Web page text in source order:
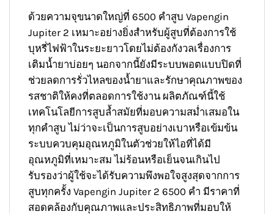
ด้วยความจุขนาดใหญ่ที่ 6500 คำสูบ Vapengin
Jupiter 2 เหมาะอย่างยิ่งสำหรับผู้สูบที่ต้องการใช้
บุหรี่ไฟฟ้าในระยะยาวโดยไม่ต้องกังวลเรื่องการ
เติมน้ำยาบ่อยๆ นอกจากนี้ยังมีระบบพอตแบบปิดที่
ช่วยลดการรั่วไหลของน้ำยาและรักษาคุณภาพของ
รสชาติให้คงที่ตลอดการใช้งาน ผลิตภัณฑ์นี้ใช้
เทคโนโลยีการสูบล้ำสมัยที่มอบความสม่ำเสมอใน
ทุกคำสูบ ไม่ว่าจะเป็นการสูบอย่างเบาหรือเข้มข้น
ระบบควบคุมอุณหภูมิในตัวช่วยให้ไอที่ได้มี
อุณหภูมิที่เหมาะสม ไม่ร้อนหรือเย็นจนเกินไป
รับรองว่าผู้ใช้จะได้รับความพึงพอใจสูงสุดจากการ
สูบทุกครั้ง Vapengin Jupiter 2 6500 คำ มีราคาที่
สอดคล้องกับคุณภาพและประสิทธิภาพที่มอบให้